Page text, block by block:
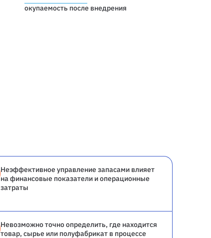
окупаемость после внедрения
Неэффективное управление запасами влияет
на финансовые показатели и операционные
затраты
Невозможно точно определить, где находится
товар, сырье или полуфабрикат в процессе